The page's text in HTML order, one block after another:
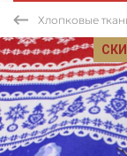
Хлопковые